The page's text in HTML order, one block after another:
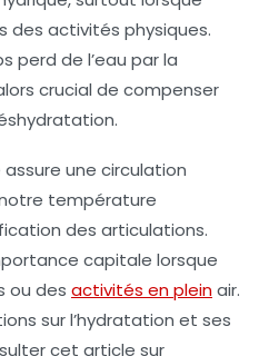
des activités physiques.
perd de l’eau par la
crucial de compenser
assure une circulation
température
des articulations.
capitale lorsque
ou des activités en pleinair.
sur l’hydratation et ses
cet article sur